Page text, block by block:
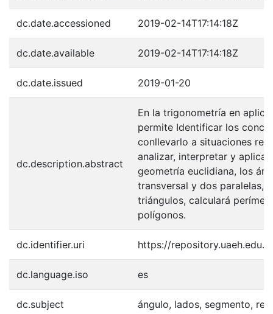
dc.date.accessioned 2019-02-14T17:14:18Z
dc.date.available 2019-02-14T17:14:18Z
dc.date.issued 2019-01-20
dc.description.abstract
En la trigonometría en
permite Identificar los
conllevarlo a situaciones
analizar, interpretar y
geometría euclidiana, los
transversal y dos paralelas,
triángulos, calculará
polígonos.
dc.identifier.uri https://
dc.language.iso es
dc.subject ángulo, lados, segmento,